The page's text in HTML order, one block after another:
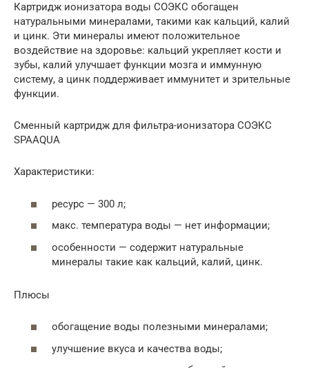
Картридж ионизатора воды СОЭКС обогащен
натуральными минералами, такими как кальций, калий
и цинк. Эти минералы имеют положительное
воздействие на здоровье: кальций укрепляет кости и
зубы, калий улучшает функции мозга и иммунную
систему, а цинк поддерживает иммунитет и зрительные
функции.
Сменный картридж для фильтра-ионизатора СОЭКС
SPAAQUA
Характеристики:
ресурс — 300 л;
макс. температура воды — нет информации;
особенности — содержит натуральные
минералы такие как кальций, калий, цинк.
Плюсы
обогащение воды полезными минералами;
улучшение вкуса и качества воды;